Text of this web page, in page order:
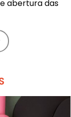
abertura das